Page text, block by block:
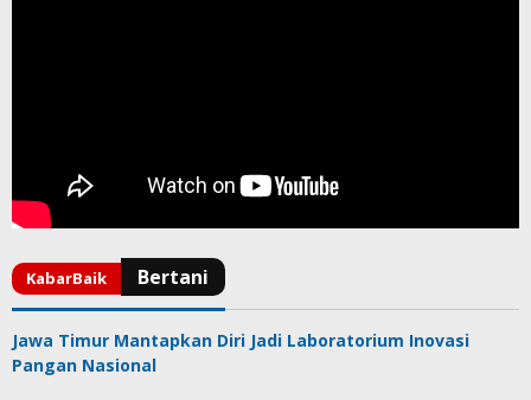
Jawa Timur Mantapkan Diri Jadi Laboratorium Inovasi
Pangan Nasional